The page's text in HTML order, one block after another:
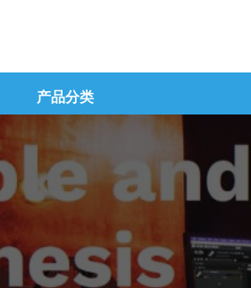
产品分类